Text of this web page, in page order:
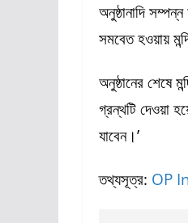
অনুষ্ঠানাদি
সমবেত হওয়ায়
অনুষ্ঠানের শেষে
গ্রন্থটি দেওয়া
যাবেন।’
তথ্যসূত্র: OP